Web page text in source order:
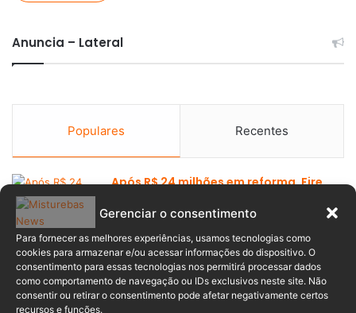
Gerenciar o consentimento
Para fornecer as melhores experiências, usamos tecnologias como
cookies para armazenar e/ou acessar informações do dispositivo. O
consentimento para essas tecnologias nos permitirá processar dados
como comportamento de navegação ou IDs exclusivos neste site. Não
consentir ou retirar o consentimento pode afetar negativamente certos
recursos e funções.
Anuncia – Lateral
Populares Recentes
Após R$ 24 milhões em reforma, Fire
voltar
08/08/2026
Justiça de SC permite que mulher retire